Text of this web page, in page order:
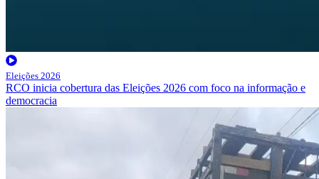
Eleições 2026
RCO inicia cobertura das Eleições 2026 com foco na informação e
democracia